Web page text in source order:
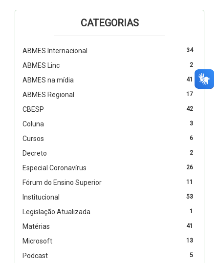
CATEGORIAS
34
ABMES Internacional
2
ABMES Linc
41
ABMES na mídia
17
ABMES Regional
42
CBESP
3
Coluna
6
Cursos
2
Decreto
26
Especial Coronavírus
11
Fórum do Ensino Superior
53
Institucional
1
Legislação Atualizada
41
Matérias
13
Microsoft
5
Podcast